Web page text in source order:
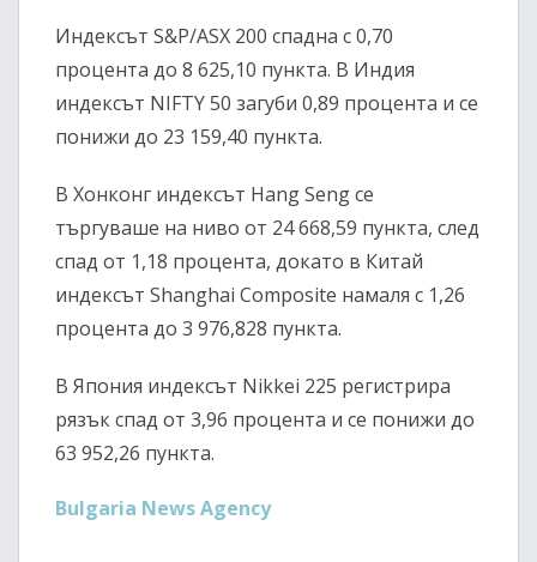
Индексът S&P/ASX 200 спадна с 0,70
процента до 8 625,10 пункта. В Индия
индексът NIFTY 50 загуби 0,89 процента и се
понижи до 23 159,40 пункта.
В Хонконг индексът Hang Seng се
търгуваше на ниво от 24 668,59 пункта, след
спад от 1,18 процента, докато в Китай
индексът Shanghai Composite намаля с 1,26
процента до 3 976,828 пункта.
В Япония индексът Nikkei 225 регистрира
рязък спад от 3,96 процента и се понижи до
63 952,26 пункта.
Bulgaria News Agency